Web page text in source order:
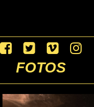
FOTOS